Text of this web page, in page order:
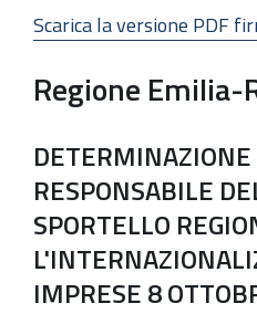
Scarica la versione PDF
Regione Emilia-
DETERMINAZIONE
RESPONSABILE
SPORTELLO
IMPRESE 8